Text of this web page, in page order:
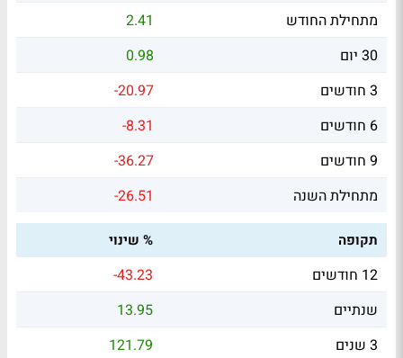
מתחילת החודש
2.41
30 יום
0.98
3 חודשים
-20.97
6 חודשים
-8.31
9 חודשים
-36.27
מתחילת השנה
-26.51
תקופה % שינוי
12 חודשים
-43.23
שנתיים
13.95
3 שנים
121.79